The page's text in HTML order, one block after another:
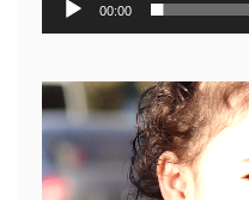
00:00
Reproductor
de
video